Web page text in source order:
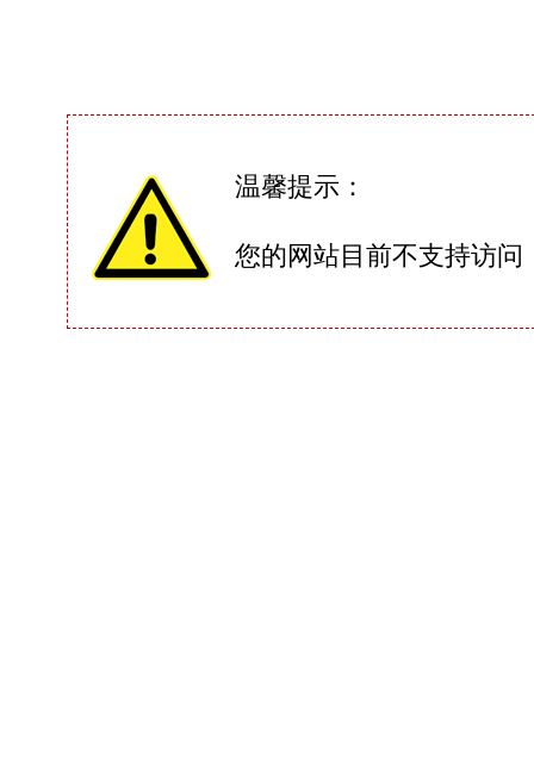
温馨提示：
您的网站目前不支持访